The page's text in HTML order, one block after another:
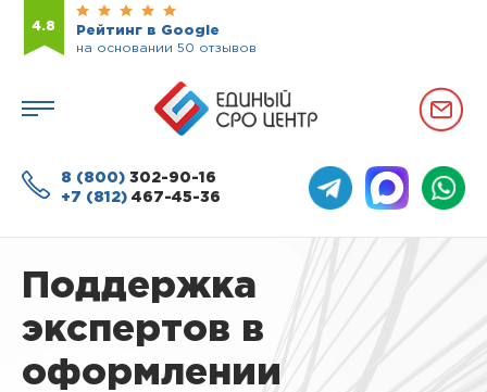
4.8
Рейтинг в Google
на основании 50 отзывов
8 (800) 302-90-16
+7 (812) 467-45-36
Поддержка
экспертов в
оформлении